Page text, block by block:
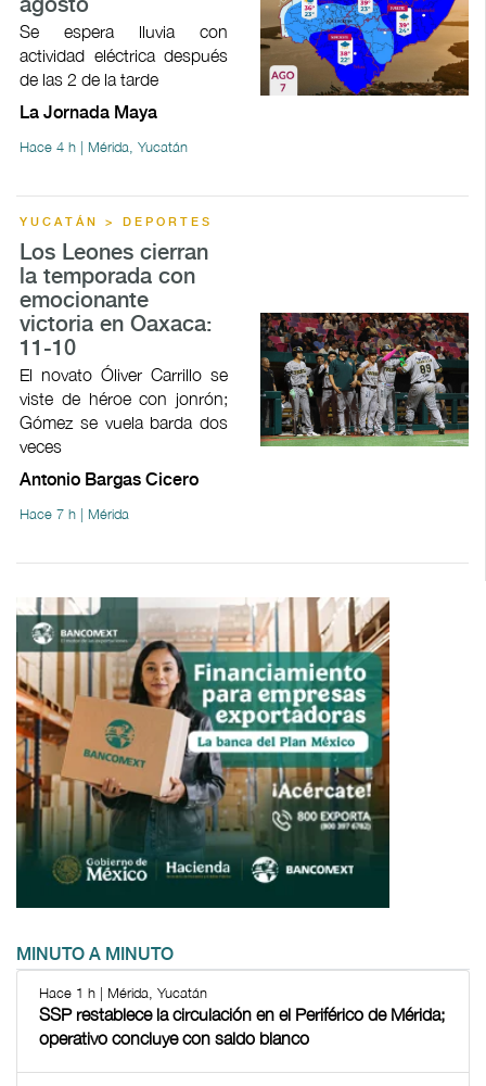
agosto
Se espera lluvia con
actividad eléctrica después
de las 2 de la tarde
La Jornada Maya
Hace 4 h | Mérida, Yucatán
YUCATÁN > DEPORTES
Los Leones cierran
la temporada con
emocionante
victoria en Oaxaca:
11-10
El novato Óliver Carrillo se
viste de héroe con jonrón;
Gómez se vuela barda dos
veces
Antonio Bargas Cicero
Hace 7 h | Mérida
MINUTO A MINUTO
Hace 1 h | Mérida, Yucatán
SSP restablece la circulación en el Periférico de Mérida;
operativo concluye con saldo blanco